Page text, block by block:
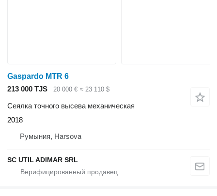
Gaspardo MTR 6
213 000 TJS
20 000 € ≈ 23 110 $
Сеялка точного высева механическая
2018
Румыния, Harsova
SC UTIL ADIMAR SRL